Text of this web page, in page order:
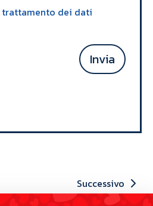
trattamento dei dati
Invia
Successivo